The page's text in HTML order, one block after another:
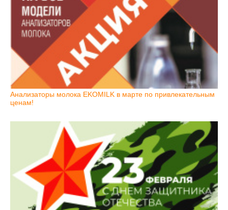
Анализаторы молока EKOMILK в марте по привлекательным
ценам!